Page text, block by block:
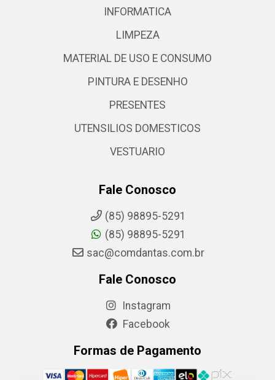
INFORMATICA
LIMPEZA
MATERIAL DE USO E CONSUMO
PINTURA E DESENHO
PRESENTES
UTENSILIOS DOMESTICOS
VESTUARIO
Fale Conosco
(85) 98895-5291
(85) 98895-5291
sac@comdantas.com.br
Fale Conosco
Instagram
Facebook
Formas de Pagamento